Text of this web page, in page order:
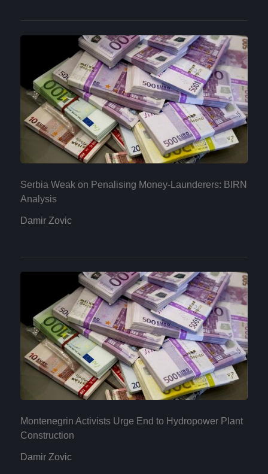
Serbia Weak on Penalising Money-Launderers: BIRN
Analysis
Damir Zovic
Montenegrin Activists Urge End to Hydropower Plant
Construction
Damir Zovic